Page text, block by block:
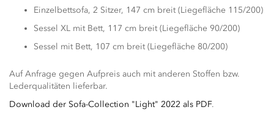
Einzelbettsofa, 2 Sitzer, 147 cm breit (Liegefläche 115/200)
Sessel XL mit Bett, 117 cm breit (Liegefläche 90/200)
Sessel mit Bett, 107 cm breit (Liegefläche 80/200)
Auf Anfrage gegen Aufpreis auch mit anderen Stoffen bzw.
Lederqualitäten lieferbar.
Download der Sofa-Collection "Light" 2022 als PDF.